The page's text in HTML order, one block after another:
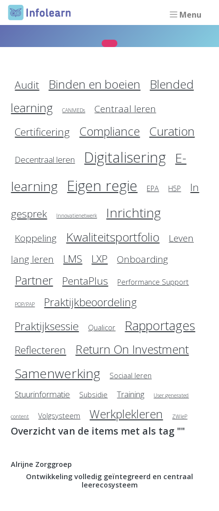
Menu
Audit Binden en boeien
Blended
learning
CANMEDs Centraal leren
Certificering Compliance Curation
Decentraal leren Digitalisering E-
learning
Eigen regie EPA H5P
In
gesprek
Innovatienetwerk Inrichting
Koppeling Kwaliteitsportfolio
Leven
lang leren
LMS LXP Onboarding
Partner PentaPlus Performance Support
POP/PAP
Praktijkbeoordeling
Praktijksessie
Qualicor Rapportages
Reflecteren Return On Investment
Samenwerking Sociaal leren
Stuurinformatie Subsidie Training User generated
content Volgsysteem Werkplekleren ZWIeP
Overzicht van de items met als tag ""
Alrijne Zorggroep
Ontwikkeling volledig geïntegreerd en centraal
leerecosysteem